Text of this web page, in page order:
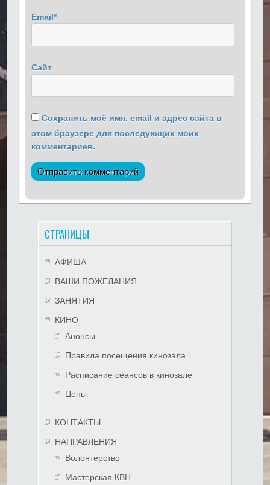
Email*
Сайт
Сохранить моё имя, email и адрес сайта в
этом браузере для последующих моих
комментариев.
СТРАНИЦЫ
АФИША
ВАШИ ПОЖЕЛАНИЯ
ЗАНЯТИЯ
КИНО
Анонсы
Правила посещения кинозала
Расписание сеансов в кинозале
Цены
КОНТАКТЫ
НАПРАВЛЕНИЯ
Волонтерство
Мастерская КВН